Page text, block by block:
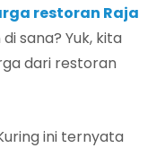
restoran Raja
sana? Yuk, kita
dari restoran
ini ternyata